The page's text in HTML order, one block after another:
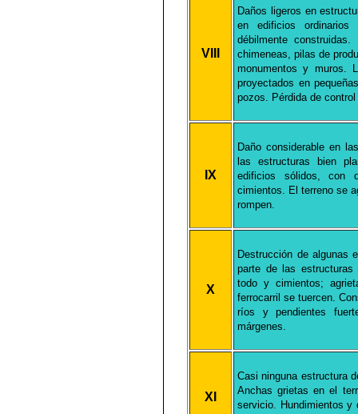
VIII
Daños ligeros en
en edificios ordinarios
débilmente
chimeneas, pilas de
monumentos y muros.
proyectados en
pozos. Pérdida de
IX
Daño considerable en
las estructuras bien
edificios sólidos, con
cimientos. El terreno se
rompen.
X
Destrucción de algunas
parte de las
todo y cimientos;
ferrocarril se tuercen.
ríos y pendientes
márgenes.
XI
Casi ninguna estructura
Anchas grietas en el
servicio. Hundimientos y